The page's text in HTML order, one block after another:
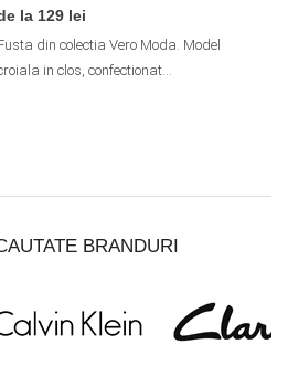
la 129 lei
din colectia Vero Moda. Model
in clos, confectionat...
BRANDURI